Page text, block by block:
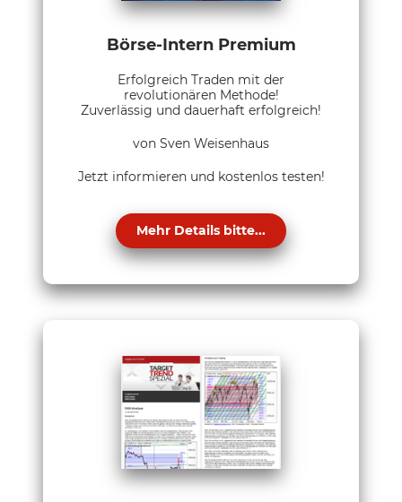
Börse-Intern Premium
Erfolgreich Traden mit der
revolutionären Methode!
Zuverlässig und dauerhaft erfolgreich!
von Sven Weisenhaus
Jetzt informieren und kostenlos testen!
Mehr Details bitte...